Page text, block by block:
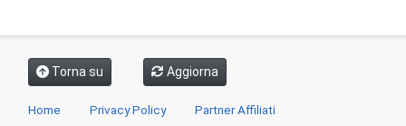
Torna su Aggiorna
Home Privacy Policy Partner Affiliati